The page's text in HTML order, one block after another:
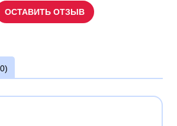
ОСТАВИТЬ ОТЗЫВ